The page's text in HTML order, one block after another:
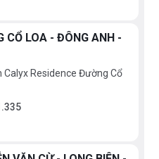
đổ nhẹ nhàng, sang
tạo cảm giác thoải
ngậm khí)
mang lại trải nghiệm
mạnh mẽ nhưng
CỔ LOA - ĐÔNG ANH -
Calyx Residence Đường Cổ